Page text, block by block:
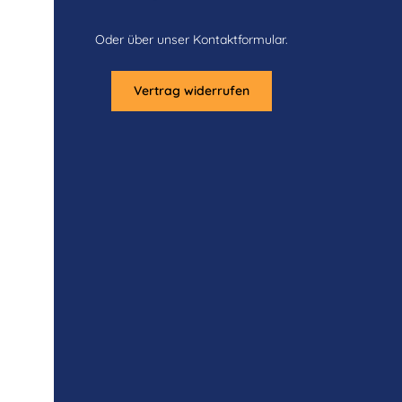
Oder über unser Kontaktformular.
Vertrag widerrufen